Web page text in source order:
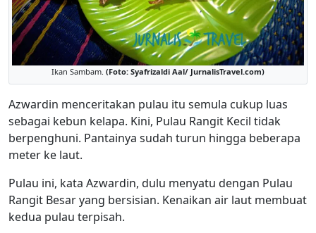
Ikan Sambam. (Foto: Syafrizaldi Aal/ JurnalisTravel.com)
Azwardin menceritakan pulau itu semula cukup luas
sebagai kebun kelapa. Kini, Pulau Rangit Kecil tidak
berpenghuni. Pantainya sudah turun hingga beberapa
meter ke laut.
Pulau ini, kata Azwardin, dulu menyatu dengan Pulau
Rangit Besar yang bersisian. Kenaikan air laut membuat
kedua pulau terpisah.